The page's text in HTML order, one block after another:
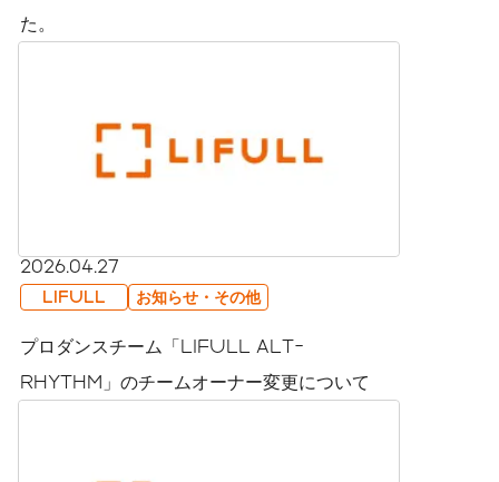
た。
2026.04.27
LIFULL お知らせ・その他
プロダンスチーム「LIFULL ALT-
RHYTHM」のチームオーナー変更について